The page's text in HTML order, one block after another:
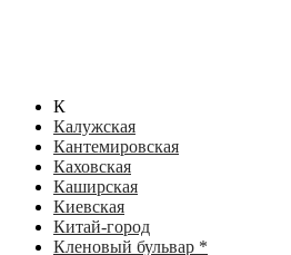
К
Калужская
Кантемировская
Каховская
Каширская
Киевская
Китай-город
Кленовый бульвар *